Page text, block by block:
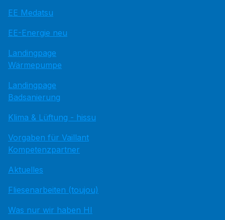
EE Medatsu
EE-Energie neu
Landingpage
Wärmepumpe
Landingpage
Badsanierung
Klima & Lüftung - hissu
Vorgaben für Vaillant
Kompetenzpartner
Aktuelles
Fliesenarbeiten (toujou)
Was nur wir haben HI